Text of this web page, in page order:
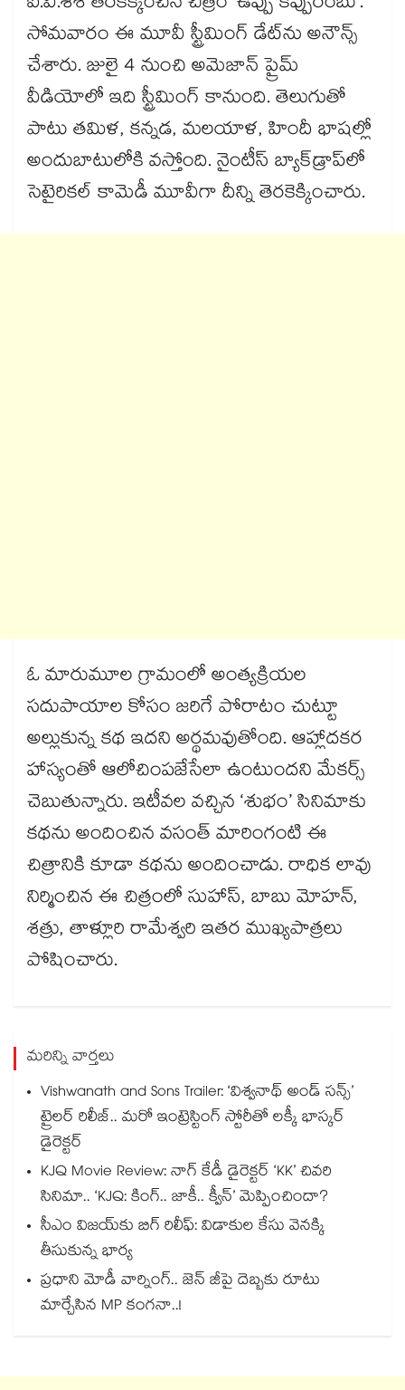
సోమవారం ఈ మూవీ స్ట్రీమింగ్‌‌‌‌‌‌‌‌ డేట్‌‌‌‌‌‌‌‌ను అనౌన్స్
చేశారు. జులై 4 నుంచి అమెజాన్ ప్రైమ్‌‌‌‌‌‌‌‌
వీడియోలో ఇది స్ట్రీమింగ్‌‌‌‌‌‌‌‌ కానుంది. తెలుగుతో
పాటు తమిళ, కన్నడ, మలయాళ, హిందీ భాషల్లో
అందుబాటులోకి వస్తోంది. నైంటీస్‌‌‌‌‌‌‌‌ బ్యాక్‌‌‌‌‌‌‌‌డ్రాప్‌‌‌‌‌‌‌‌లో
సెటైరికల్ కామెడీ మూవీగా దీన్ని తెరకెక్కించారు.
ఓ మారుమూల గ్రామంలో అంత్యక్రియల
సదుపాయాల కోసం జరిగే పోరాటం చుట్టూ
అల్లుకున్న కథ ఇదని అర్థమవుతోంది. ఆహ్లాదకర
హాస్యంతో ఆలోచింపజేసేలా ఉంటుందని మేకర్స్
చెబుతున్నారు. ఇటీవల వచ్చిన ‘శుభం’ సినిమాకు
కథను అందించిన వసంత్ మారింగంటి ఈ
చిత్రానికి కూడా కథను అందించాడు. రాధిక లావు
నిర్మించిన ఈ చిత్రంలో సుహాస్, బాబు మోహన్,
శత్రు, తాళ్లూరి రామేశ్వరి ఇతర ముఖ్యపాత్రలు
పోషించారు.
మరిన్ని వార్తలు
Vishwanath and Sons Trailer: ‘విశ్వనాథ్ అండ్ సన్స్’
ట్రైలర్ రిలీజ్.. మరో ఇంట్రెస్టింగ్ స్టోరీతో లక్కీ భాస్కర్
డైరెక్టర్
KJQ Movie Review: నాగ్ కేడీ డైరెక్టర్ ‘KK’ చివరి
సినిమా.. ‘KJQ: కింగ్.. జాకీ.. క్వీన్’ మెప్పించిందా?
సీఎం విజయ్‎కు బిగ్ రిలీఫ్: విడాకుల కేసు వెనక్కి
తీసుకున్న భార్య
ప్రధాని మోడీ వార్నింగ్.. జెన్ జీపై దెబ్బకు రూటు
మార్చేసిన MP కంగనా..!